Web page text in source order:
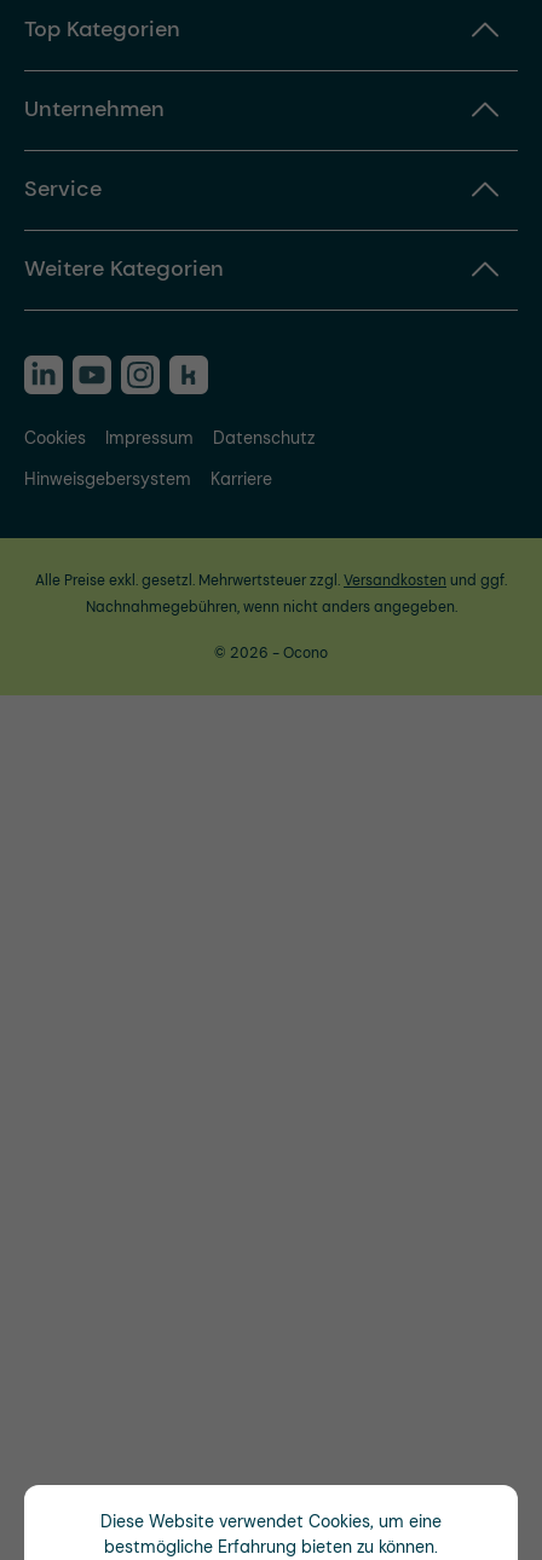
Top Kategorien
Unternehmen
Service
Weitere Kategorien
Cookies Impressum
Datenschutz
Hinweisgebersystem
Karriere
Alle Preise exkl. gesetzl. Mehrwertsteuer zzgl.Versandkosten und ggf.
Nachnahmegebühren, wenn nicht anders angegeben.
© 2026 - Ocono
Diese Website verwendet Cookies, um eine
bestmögliche Erfahrung bieten zu können.